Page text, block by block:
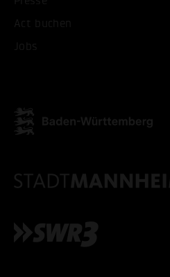
Act buchen
Jobs